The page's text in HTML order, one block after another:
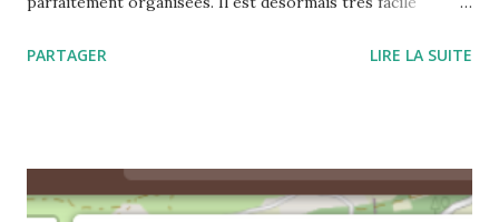
commun
PARTAGER LIRE LA SUITE